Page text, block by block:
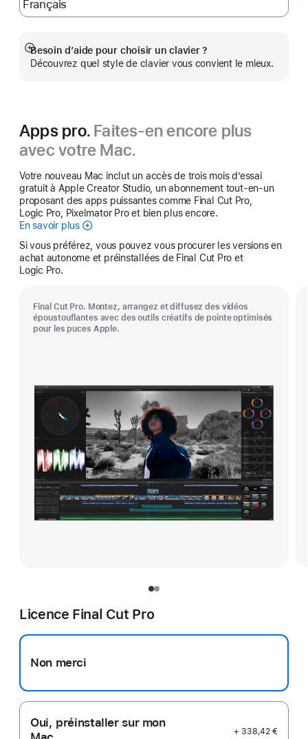
Besoin d’aide pour choisir un clavier ?
Découvrez quel style de clavier vous convient le mieux.
Afficher
plus
Apps pro. Faites-en encore plus
avec votre Mac.
Votre nouveau Mac inclut un accès de trois mois d’essai
gratuit à Apple Creator Studio, un abonnement tout-en-un
proposant des apps puissantes comme Final Cut Pro,
Logic Pro, Pixelmator Pro et bien plus encore.
En savoir plusApple Creator Studio
Si vous préférez, vous pouvez vous procurer les versions en
achat autonome et préinstallées de Final Cut Pro et
Logic Pro.
Final Cut Pro. Montez, arrangez et diffusez des vidéos
époustouflantes avec des outils créatifs de pointe optimisés
pour les puces Apple.
Licence Final Cut Pro
Non merci
Oui, préinstaller sur mon
+ 338,42 €